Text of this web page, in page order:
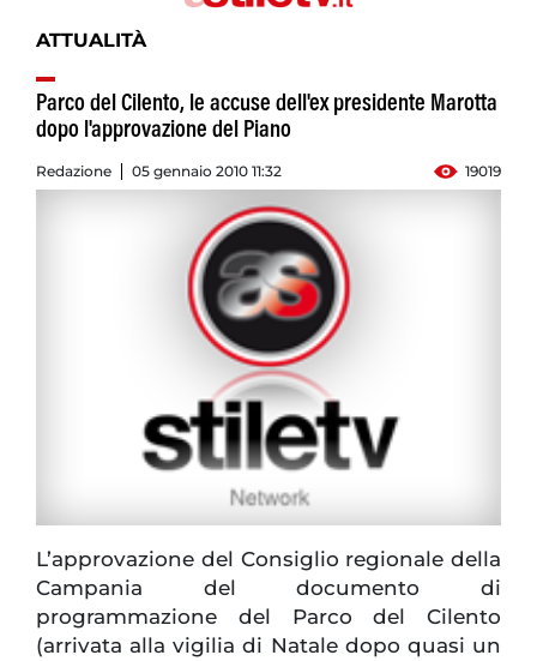
ATTUALITÀ
Parco del Cilento, le accuse dell'ex presidente Marotta
dopo l'approvazione del Piano
Redazione 05 gennaio 2010 11:32 19019
L’approvazione del Consiglio regionale della
Campania del documento di
programmazione del Parco del Cilento
(arrivata alla vigilia di Natale dopo quasi un